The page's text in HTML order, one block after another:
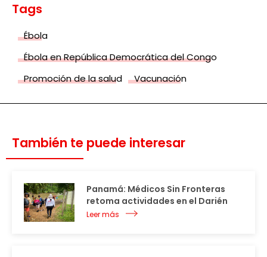
Tags
Ébola
Ébola en República Democrática del Congo
Promoción de la salud
Vacunación
También te puede interesar
Panamá: Médicos Sin Fronteras
retoma actividades en el Darién
Leer más